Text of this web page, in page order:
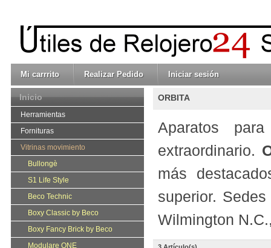
Mi carrrito Realizar Pedido Iniciar sesión
ORBITA
Aparatos
extraordinario.
más
superior.
Wilmington
Inicio
Herramientas
Fornituras
Vitrinas movimiento
Bullongè
S1 Life Style
Beco Technic
Boxy Classic by Beco
Boxy Fancy Brick by Beco
Modulare ONE